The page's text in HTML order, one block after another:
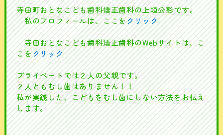
寺田町おとなこども歯科矯正歯科の上垣公彰です。
私のプロフィールは、ここをクリック
寺田おとなこども歯科矯正歯科のWebサイトは、こ
こをクリック
プライベートでは２人の父親です。
２人ともむし歯はありません！！
私が実践した、こどもをむし歯にしない方法をお伝え
します。